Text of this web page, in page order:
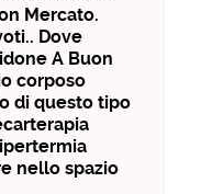
Mercato.
Dove
A Buon
corposo
di questo tipo
nello spazio